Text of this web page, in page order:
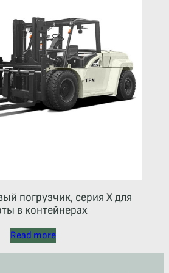
погрузчик, серия X для
в контейнерах
Read more